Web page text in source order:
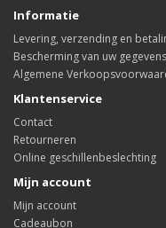
Informatie
Levering, verzending en
Bescherming van uw gegevens
Algemene
Klantenservice
Contact
Retourneren
Online geschillenbeslechting
Mijn account
Mijn account
Cadeaubon